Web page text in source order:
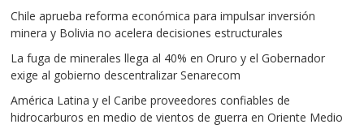
Chile aprueba reforma económica para impulsar inversión
minera y Bolivia no acelera decisiones estructurales
La fuga de minerales llega al 40% en Oruro y el Gobernador
exige al gobierno descentralizar Senarecom
América Latina y el Caribe proveedores confiables de
hidrocarburos en medio de vientos de guerra en Oriente Medio